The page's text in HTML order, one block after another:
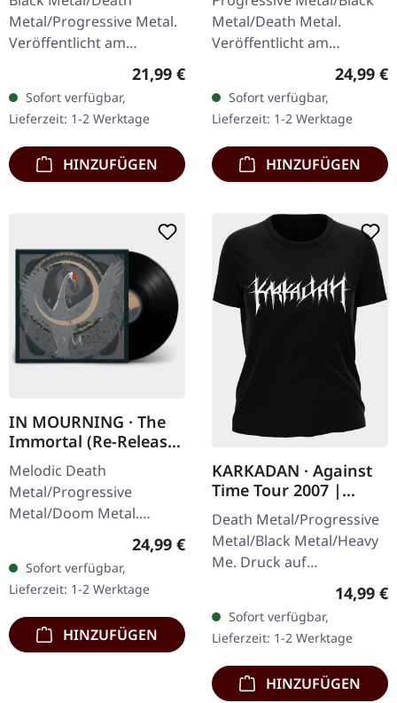
Metal/Progressive Metal.
Veröffentlicht am
10.04.2015, auf Supreme
Transparentes Doppel-
Vinyl im schweren…
Regulärer Preis:
21,99 €
Sofort verfügbar,
Lieferzeit: 1-2 Werktage
HINZUFÜGEN
Metal/Death Metal.
Veröffentlicht am
08.12.2023, auf Supreme
Chaos Records. SCR
Exklusives Ultra
Clear/Silber/Gold/Schwar
z…
24,99 €
Sofort verfügbar,
Lieferzeit: 1-2 Werktage
HINZUFÜGEN
IN MOURNING · The
Immortal (Re-Release)
| BLACK LP
Melodic Death
Metal/Progressive
Metal/Doom Metal.
27.03.2026, auf Supreme
Chaos Records.
Schwarzes Vinyl mit
Insert. Zweite Auflage…
Regulärer Preis:
24,99 €
Sofort verfügbar,
Lieferzeit: 1-2 Werktage
HINZUFÜGEN
KARKADAN · Against
Time Tour 2007 |
GIRLIE
Death Metal/Progressive
Metal/Black Metal/Heavy
Me. Druck auf
Rückseite. Front Logo,
Rückseite: Tourdaten.
100% Baumwolle
14,99 €
Sofort verfügbar,
Lieferzeit: 1-2 Werktage
HINZUFÜGEN